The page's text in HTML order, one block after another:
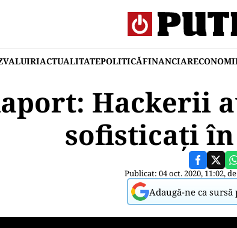
ACTUALITATEPOLITICĂFINANCIAR
Hackerii
sofisticați
Publicat: 04 oct. 2020, 11:02, de
Adaugă-ne ca